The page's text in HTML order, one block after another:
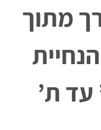
מתוך
עד ת’